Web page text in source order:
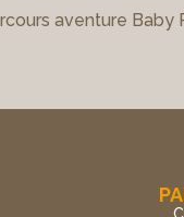
aventure Baby